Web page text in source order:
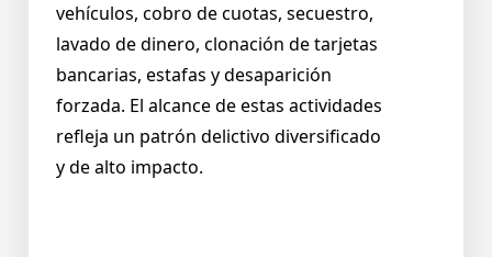
vehículos, cobro de cuotas, secuestro,
lavado de dinero, clonación de tarjetas
bancarias, estafas y desaparición
forzada. El alcance de estas actividades
refleja un patrón delictivo diversificado
y de alto impacto.